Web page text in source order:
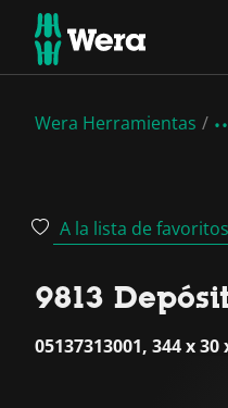
Wera Herramientas
A la lista de favoritos
9813
05137313001, 344 x 30